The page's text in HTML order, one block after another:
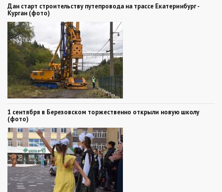
Дан старт строительству путепровода на трассе Екатеринбург -
Курган (фото)
1 сентября в Березовском торжественно открыли новую школу
(фото)